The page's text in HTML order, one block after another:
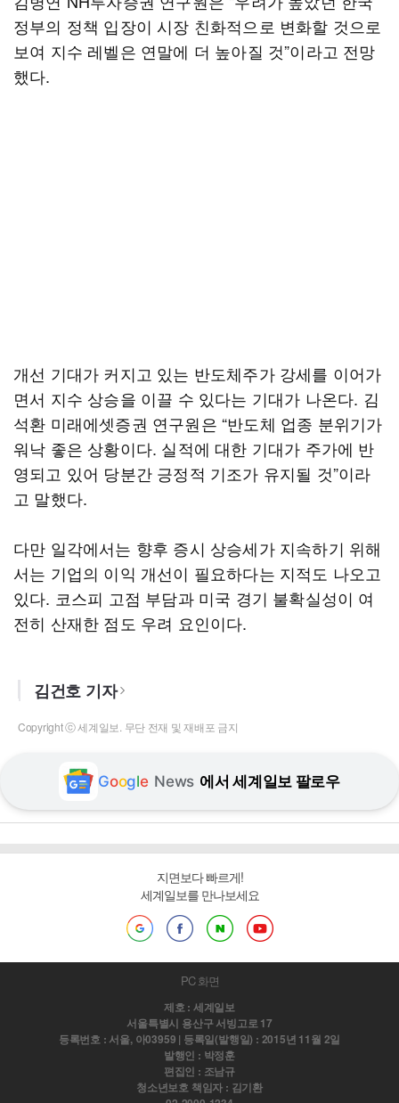
정부의 정책 입장이 시장 친화적으로 변화할 것으로
보여 지수 레벨은 연말에 더 높아질 것”이라고 전망
했다.
개선 기대가 커지고 있는 반도체주가 강세를 이어가
면서 지수 상승을 이끌 수 있다는 기대가 나온다. 김
석환 미래에셋증권 연구원은 “반도체 업종 분위기가
워낙 좋은 상황이다. 실적에 대한 기대가 주가에 반
영되고 있어 당분간 긍정적 기조가 유지될 것”이라
고 말했다.
다만 일각에서는 향후 증시 상승세가 지속하기 위해
서는 기업의 이익 개선이 필요하다는 지적도 나오고
있다. 코스피 고점 부담과 미국 경기 불확실성이 여
전히 산재한 점도 우려 요인이다.
김건호 기자
Copyright ⓒ 세계일보. 무단 전재 및 재배포 금지
Google News 에서 세계일보 팔로우
지면보다 빠르게!
세계일보를 만나보세요
PC 화면
제호 : 세계일보
서울특별시 용산구 서빙고로 17
등록번호 : 서울, 아03959 | 등록일(발행일) : 2015년 11월 2일
발행인 : 박정훈
편집인 : 조남규
청소년보호 책임자 : 김기환